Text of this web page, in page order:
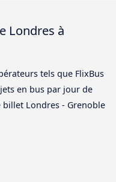
Londres à
tels que FlixBus
en bus par jour de
billet Londres - Grenoble